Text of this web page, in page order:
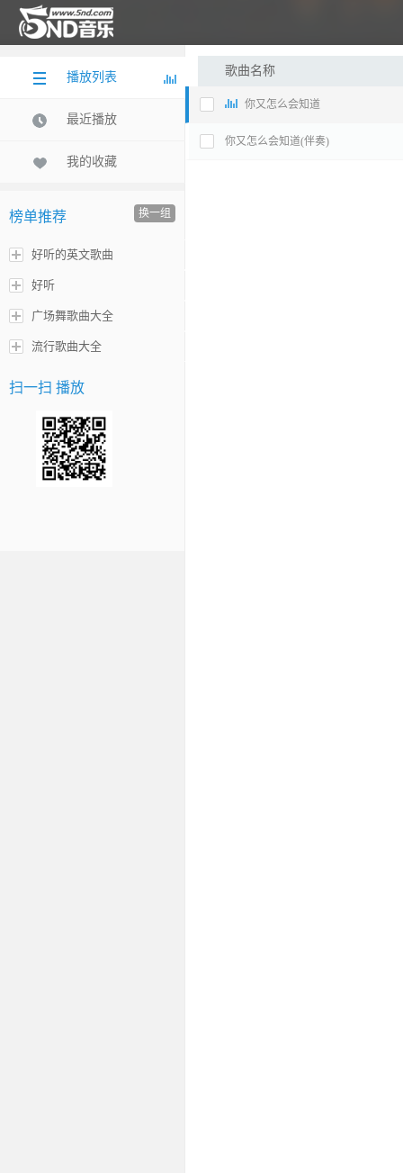
播放列表
最近播放
我的收藏
榜单推荐 换一组
好听的英文歌曲
好听
广场舞歌曲大全
流行歌曲大全
扫一扫 播放
歌曲名称
你又怎么会知道
你又怎么会知道(伴奏)